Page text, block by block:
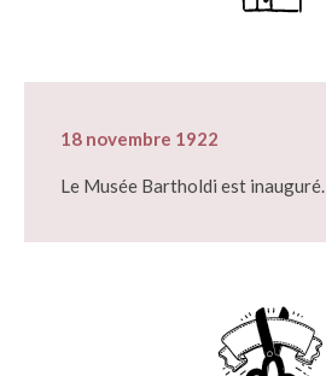
18 novembre 1922
Le Musée Bartholdi est inauguré.